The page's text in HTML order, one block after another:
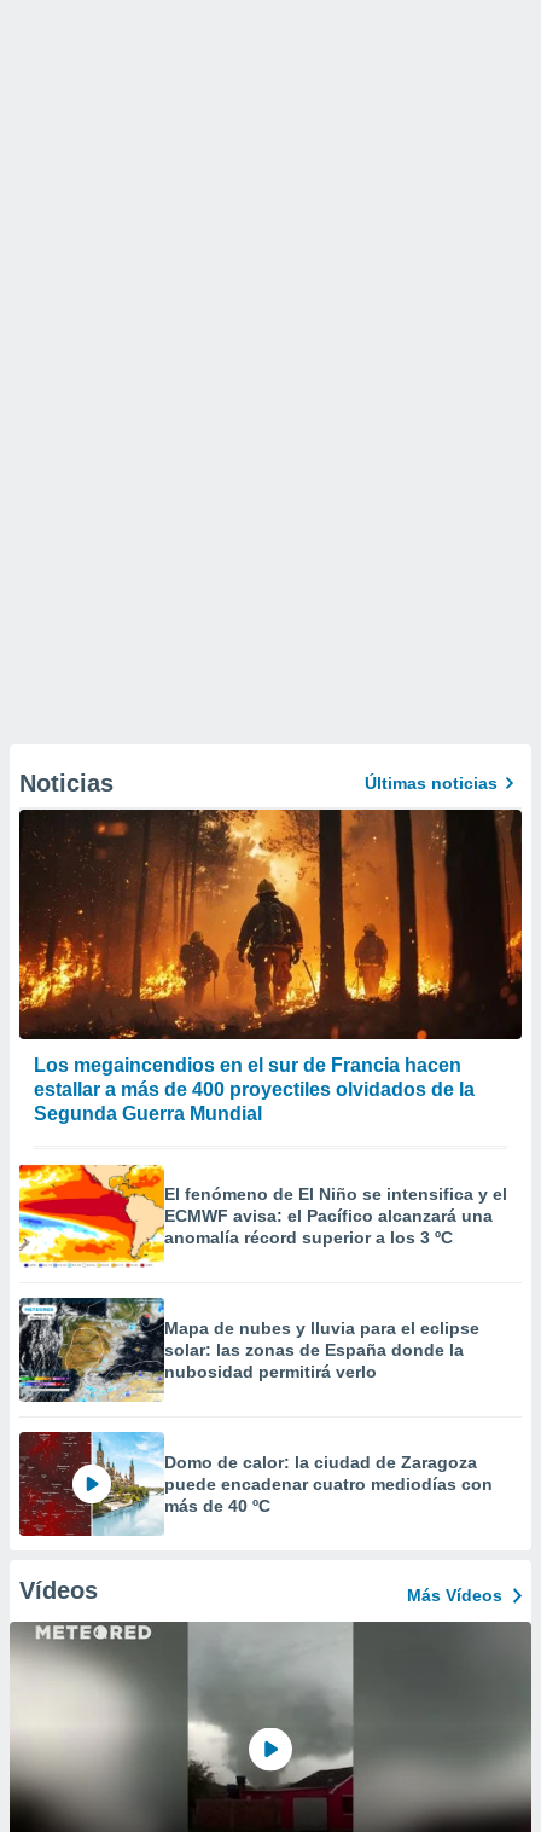
Noticias Últimas noticias
Los megaincendios en el sur de Francia hacen
estallar a más de 400 proyectiles olvidados de la
Segunda Guerra Mundial
El fenómeno de El Niño se intensifica y el
ECMWF avisa: el Pacífico alcanzará una
anomalía récord superior a los 3 ºC
Mapa de nubes y lluvia para el eclipse
solar: las zonas de España donde la
nubosidad permitirá verlo
Domo de calor: la ciudad de Zaragoza
puede encadenar cuatro mediodías con
más de 40 ºC
Vídeos Más Vídeos